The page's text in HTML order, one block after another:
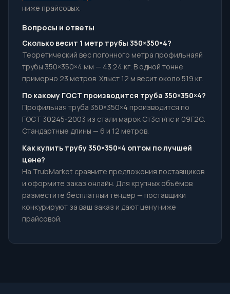
ниже прайсовых.
Вопросы и ответы
Сколько весит 1 метр трубы 350×350×4?
Теоретический вес погонного метра профильнаяй
трубы 350×350×4 мм — 43.24 кг. В одной тонне
примерно 23 метров. Хлыст 12 м весит около 519 кг.
По какому ГОСТ производится труба 350×350×4?
Профильная труба 350×350×4 производится по
ГОСТ 30245-2003 из стали марок Ст3сп/пс и 09Г2С.
Стандартные длины — 6 и 12 метров.
Как купить трубу 350×350×4 оптом по лучшей
цене?
На TrubMarket сравните предложения поставщиков
и оформите заказ онлайн. Для крупных объёмов
разместите бесплатный тендер — поставщики
конкурируют за ваш заказ и дают цену ниже
прайсовой.